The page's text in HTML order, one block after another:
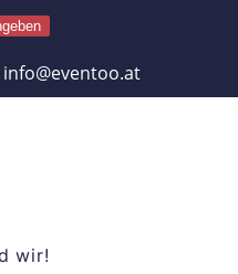
info@eventoo.at
wir!